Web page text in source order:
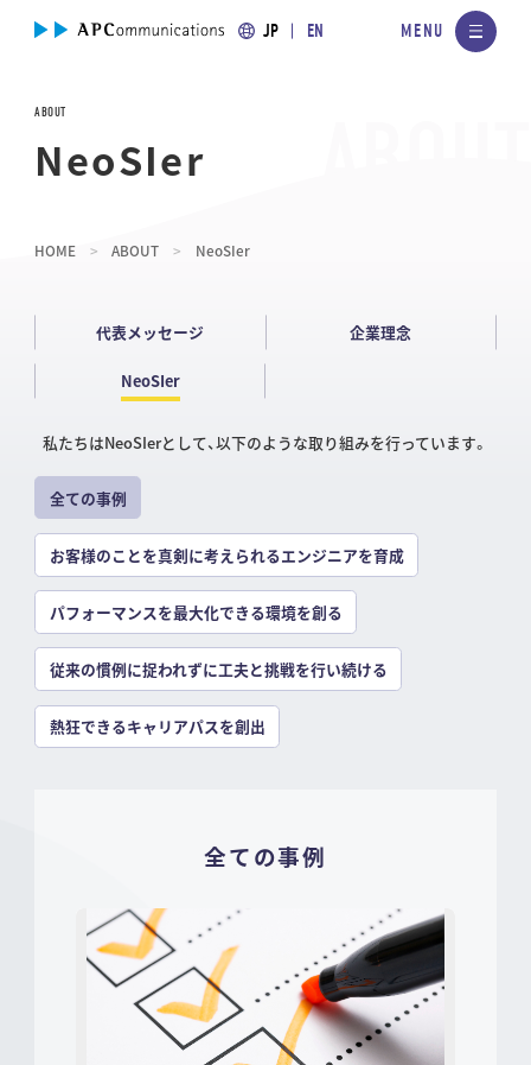
JP EN
ABOUT
NeoSIer
HOME ABOUT NeoSIer
代表メッセージ 企業理念
NeoSIer
私たちはNeoSIerとして、以下のような取り組みを行っています。
全ての事例
お客様のことを真剣に考えられるエンジニアを育成
パフォーマンスを最大化できる環境を創る
従来の慣例に捉われずに工夫と挑戦を行い続ける
熱狂できるキャリアパスを創出
全ての事例